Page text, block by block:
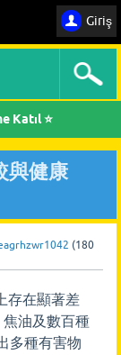
Giriş
Katıl ⭐
與健康
(180
存在顯著差
油及數百種
多種有害物